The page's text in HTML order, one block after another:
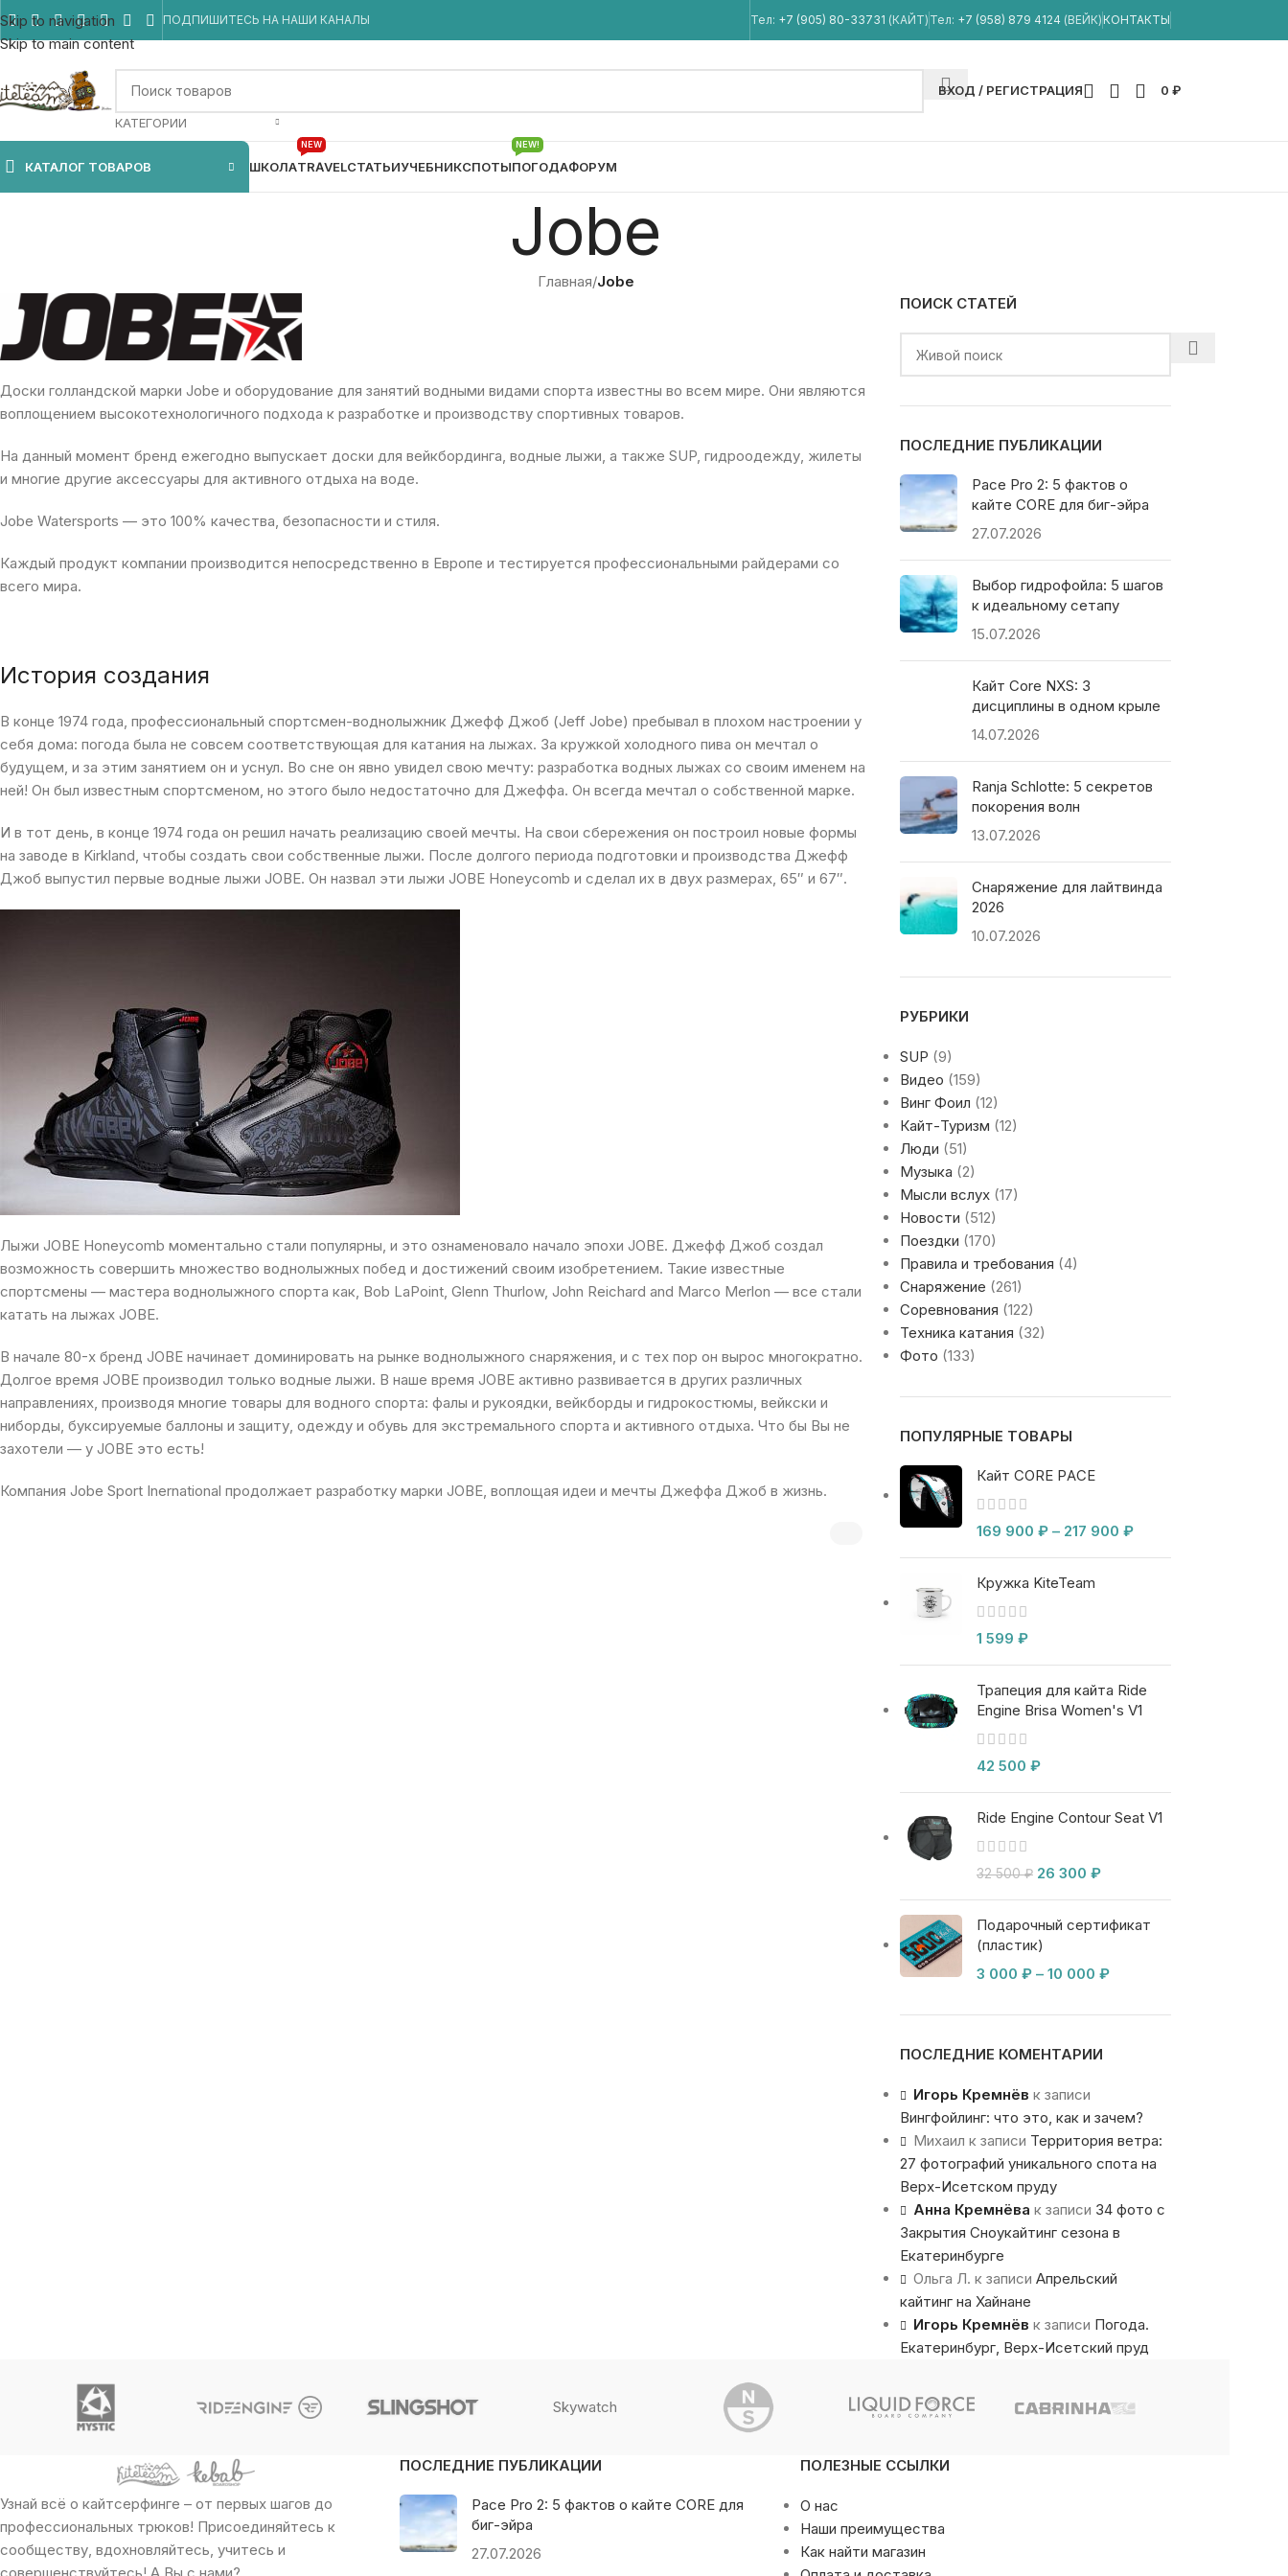
Skip to navigation
Skip to main content
ПОДПИШИТЕСЬ НА НАШИ КАНАЛЫ
Тел: +7 (905) 80-33731 (КАЙТ) Тел: +7 (958) 879 4124 (ВЕЙК) КОНТАКТЫ
КАТЕГОРИИ
ВХОД / РЕГИСТРАЦИЯ 0 ₽
КАТАЛОГ ТОВАРОВ ШКОЛАTRAVEL
NEW
СТАТЬИУЧЕБНИКСПОТЫПОГОДА
NEW!
ФОРУМ
Jobe
Главная/Jobe
Доски голландской марки Jobe и оборудование для занятий водными видами спорта известны во всем мире. Они являются
воплощением высокотехнологичного подхода к разработке и производству спортивных товаров.
На данный момент бренд ежегодно выпускает доски для вейкбординга, водные лыжи, а также SUP, гидроодежду, жилеты
и многие другие аксессуары для активного отдыха на воде.
Jobe Watersports — это 100% качества, безопасности и стиля.
Каждый продукт компании производится непосредственно в Европе и тестируется профессиональными райдерами со
всего мира.
История создания
В конце 1974 года, профессиональный спортсмен-воднолыжник Джефф Джоб (Jeff Jobe) пребывал в плохом настроении у
себя дома: погода была не совсем соответствующая для катания на лыжах. За кружкой холодного пива он мечтал о
будущем, и за этим занятием он и уснул. Во сне он явно увидел свою мечту: разработка водных лыжах со своим именем на
ней! Он был известным спортсменом, но этого было недостаточно для Джеффа. Он всегда мечтал о собственной марке.
И в тот день, в конце 1974 года он решил начать реализацию своей мечты. На свои сбережения он построил новые формы
на заводе в Kirkland, чтобы создать свои собственные лыжи. После долгого периода подготовки и производства Джефф
Джоб выпустил первые водные лыжи JOBE. Он назвал эти лыжи JOBE Honeycomb и сделал их в двух размерах, 65″ и 67″.
Лыжи JOBE Honeycomb моментально стали популярны, и это ознаменовало начало эпохи JOBE. Джефф Джоб создал
возможность совершить множество воднолыжных побед и достижений своим изобретением. Такие известные
спортсмены — мастера воднолыжного спорта как, Bob LaPoint, Glenn Thurlow, John Reichard and Marco Merlon — все стали
катать на лыжах JOBE.
В начале 80-х бренд JOBE начинает доминировать на рынке воднолыжного снаряжения, и с тех пор он вырос многократно.
Долгое время JOBE производил только водные лыжи. В наше время JOBE активно развивается в других различных
направлениях, производя многие товары для водного спорта: фалы и рукоядки, вейкборды и гидрокостюмы, вейкски и
ниборды, буксируемые баллоны и защиту, одежду и обувь для экстремального спорта и активного отдыха. Что бы Вы не
захотели — у JOBE это есть!
Компания Jobe Sport Inernational продолжает разработку марки JOBE, воплощая идеи и мечты Джеффа Джоб в жизнь.
ПОИСК СТАТЕЙ
ПОСЛЕДНИЕ ПУБЛИКАЦИИ
Pace Pro 2: 5 фактов о
кайте CORE для биг-эйра
27.07.2026
Выбор гидрофойла: 5 шагов
к идеальному сетапу
15.07.2026
Кайт Core NXS: 3
дисциплины в одном крыле
14.07.2026
Ranja Schlotte: 5 секретов
покорения волн
13.07.2026
Снаряжение для лайтвинда
2026
10.07.2026
РУБРИКИ
SUP (9)
Видео (159)
Винг Фоил (12)
Кайт-Туризм (12)
Люди (51)
Музыка (2)
Мысли вслух(17)
Новости (512)
Поездки (170)
Правила и требования (4)
Снаряжение (261)
Соревнования (122)
Техника катания (32)
Фото (133)
ПОПУЛЯРНЫЕ ТОВАРЫ
Кайт CORE PACE
169 900 ₽ – 217 900 ₽
Кружка KiteTeam
1 599 ₽
Трапеция для кайта Ride
Engine Brisa Women's V1
42 500 ₽
Ride Engine Contour Seat V1
32 500₽ 26 300 ₽
Подарочный сертификат
(пластик)
3 000 ₽ – 10 000 ₽
ПОСЛЕДНИЕ КОМЕНТАРИИ
Игорь Кремнёв к записи
Вингфойлинг: что это, как и зачем?
Михаил к записи Территория ветра:
27 фотографий уникального спота на
Верх-Исетском пруду
Анна Кремнёва к записи 34 фото с
Закрытия Сноукайтинг сезона в
Екатеринбурге
Ольга Л. к записи Апрельский
кайтинг на Хайнане
Игорь Кремнёв к записи Погода.
Екатеринбург, Верх-Исетский пруд
Skywatch
Узнай всё о кайтсерфинге – от первых шагов до
профессиональных трюков! Присоединяйтесь к
сообществу, вдохновляйтесь, учитесь и
ПОСЛЕДНИЕ ПУБЛИКАЦИИ
Pace Pro 2: 5 фактов о кайте CORE для
биг-эйра
27.07.2026
ПОЛЕЗНЫЕ ССЫЛКИ
О нас
Наши преимущества
Как найти магазин